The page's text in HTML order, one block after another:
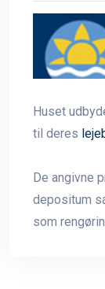
Huset
til deres
De angivne
depositum
som